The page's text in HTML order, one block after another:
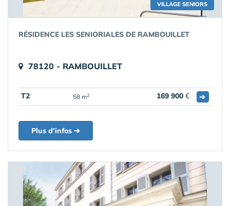
VILLAGE SENIORS
RÉSIDENCE LES SENIORIALES DE RAMBOUILLET
78120 - RAMBOUILLET
T2 58 m2 169 900 € ➔
Plus d'infos ➔